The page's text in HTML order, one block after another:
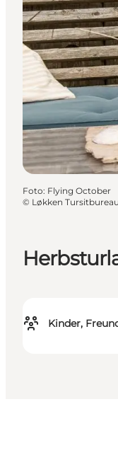
Kinder,
Foto: Flying October
© Løkken Tursitbureau